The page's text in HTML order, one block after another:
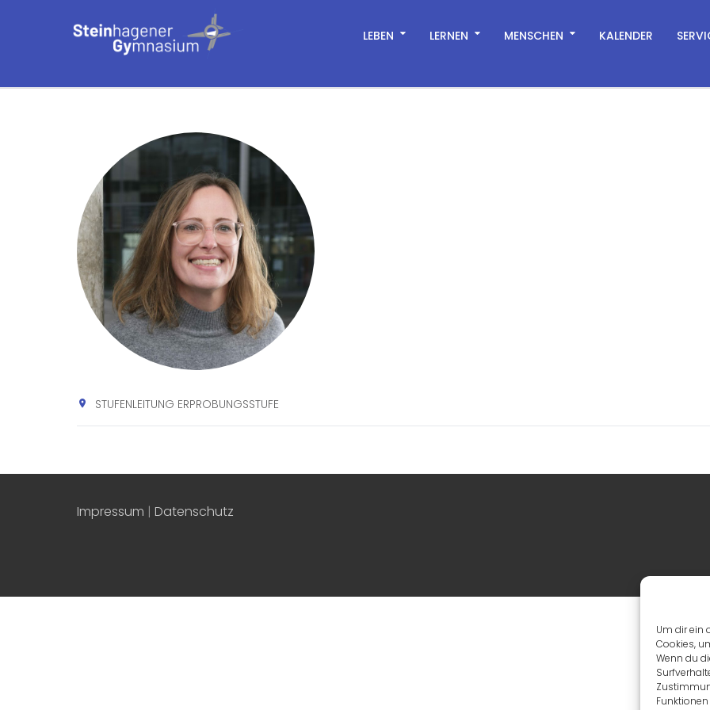
Um dir ein
Cookies,
Wenn du
LEBEN LERNEN MENSCHEN KALENDER
STUFENLEITUNG ERPROBUNGSSTUFE
Impressum | Datenschutz